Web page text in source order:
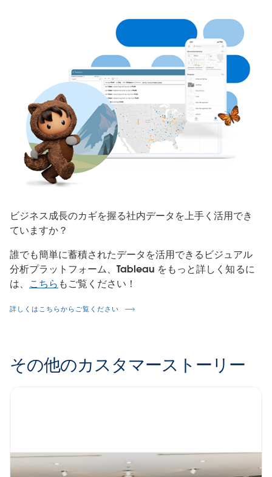
ビジネス成長のカギを握る社内データを上手く活用でき
ていますか？
誰でも簡単に蓄積されたデータを活用できるビジュアル
分析プラットフォーム、Tableau をもっと詳しく知るに
は、 こちら もご覧ください！
詳しくはこちらからご覧ください
その他のカスタマーストーリー